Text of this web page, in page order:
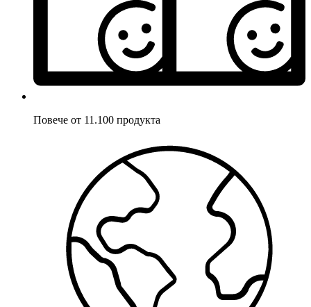
Повече от 11.100 продукта